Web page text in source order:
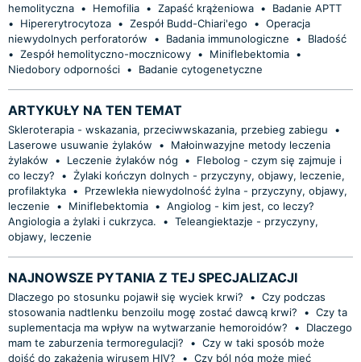
hemolityczna • Hemofilia • Zapaść krążeniowa •
Badanie APTT
•
Hipererytrocytoza • Zespół Budd-Chiari'ego • Operacja
niewydolnych perforatorów
• Badania immunologiczne •
Bladość
• Zespół hemolityczno-mocznicowy • Miniflebektomia •
Niedobory odporności • Badanie cytogenetyczne
ARTYKUŁY NA TEN TEMAT
Skleroterapia - wskazania, przeciwwskazania, przebieg zabiegu
•
Laserowe usuwanie żylaków
•
Małoinwazyjne metody leczenia
żylaków
• Leczenie żylaków nóg •
Flebolog - czym się zajmuje i
co leczy?
• Żylaki kończyn dolnych - przyczyny, objawy, leczenie,
profilaktyka •
Przewlekła niewydolność żylna - przyczyny, objawy,
leczenie
• Miniflebektomia • Angiolog - kim jest, co leczy?
Angiologia a żylaki i cukrzyca.
• Teleangiektazje - przyczyny,
objawy, leczenie
NAJNOWSZE PYTANIA Z TEJ SPECJALIZACJI
Dlaczego po stosunku pojawił się wyciek krwi? • Czy podczas
stosowania nadtlenku benzoilu mogę zostać dawcą krwi?
• Czy ta
suplementacja ma wpływ na wytwarzanie hemoroidów?
•
Dlaczego
mam te zaburzenia termoregulacji?
• Czy w taki sposób może
dojść do zakażenia wirusem HIV?
• Czy ból nóg może mieć